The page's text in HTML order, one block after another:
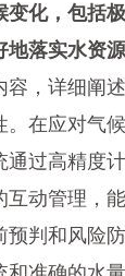
变化，包括
落实水资
容，详细阐
。在应对气
通过高精度
互动管理，
预判和风险